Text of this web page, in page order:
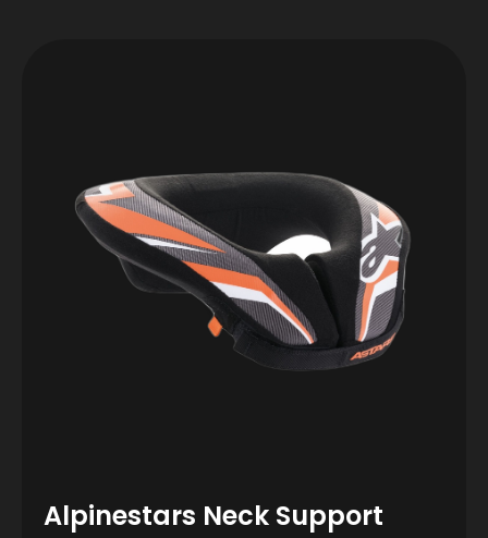
Alpinestars Neck Support